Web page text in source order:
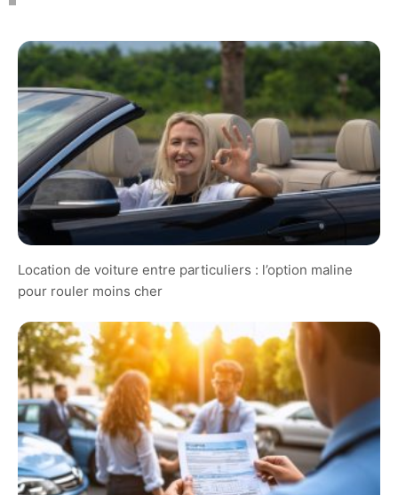
Location de voiture entre particuliers : l’option maline
pour rouler moins cher